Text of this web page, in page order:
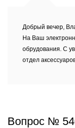
Добрый вечер,
На Ваш
обрудования. С
отдел
Вопрос №